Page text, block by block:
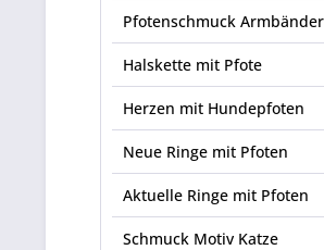
Pfotenschmuck Armbänder
Halskette mit Pfote
Herzen mit Hundepfoten
Neue Ringe mit Pfoten
Aktuelle Ringe mit Pfoten
Schmuck Motiv Katze